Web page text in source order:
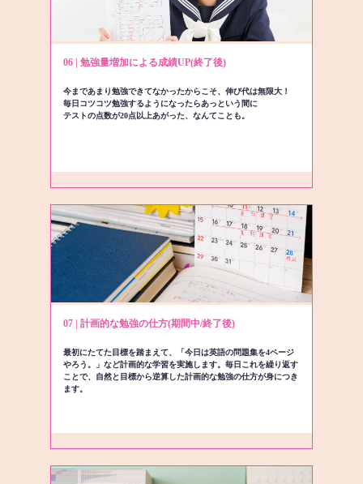
06 | 勉強量増加による成績UP(終了後)
今まであまり勉強できてなかったからこそ、伸び代は無限大！
毎日コツコツ勉強するようになったらあっという間に
テストの点数が20点以上あがった、なんてことも。
07 | 計画的な勉強の仕方(期間中/終了後)
最初にたてた目標を踏まえて、「今日は英語の問題集を4ページ
やろう。」など計画的な学習を実施します。毎日これを繰り返す
ことで、自然と目標から逆算した計画的な勉強の仕方が身につき
ます。